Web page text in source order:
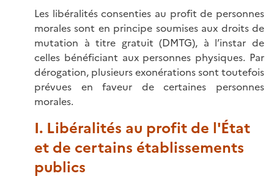
Les libéralités consenties au profit de personnes
morales sont en principe soumises aux droits de
mutation à titre gratuit (DMTG), à l’instar de
celles bénéficiant aux personnes physiques. Par
dérogation, plusieurs exonérations sont toutefois
prévues en faveur de certaines personnes
morales.
I. Libéralités au profit de l'État
et de certains établissements
publics